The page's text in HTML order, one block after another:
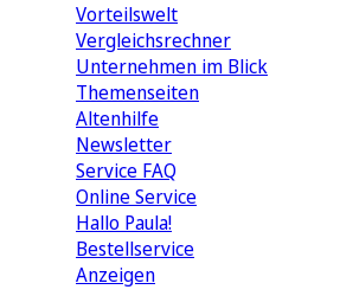
Vorteilswelt
Vergleichsrechner
Unternehmen im Blick
Themenseiten
Altenhilfe
Newsletter
Service FAQ
Online Service
Hallo Paula!
Bestellservice
Anzeigen